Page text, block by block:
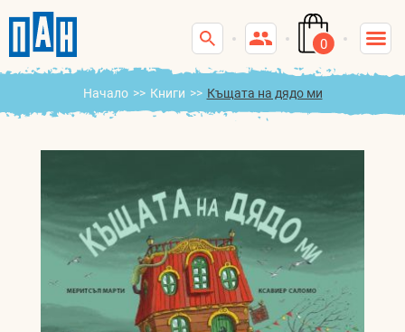
0
Начало >> Книги >> Къщата на дядо ми